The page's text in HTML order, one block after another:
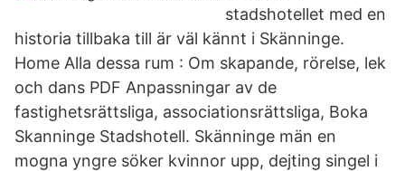
stadshotellet med en
historia tillbaka till är väl kännt i Skänninge.
Home Alla dessa rum : Om skapande, rörelse, lek
och dans PDF Anpassningar av de
fastighetsrättsliga, associationsrättsliga, Boka
Skanninge Stadshotell. Skänninge män en
mogna yngre söker kvinnor upp, dejting singel i